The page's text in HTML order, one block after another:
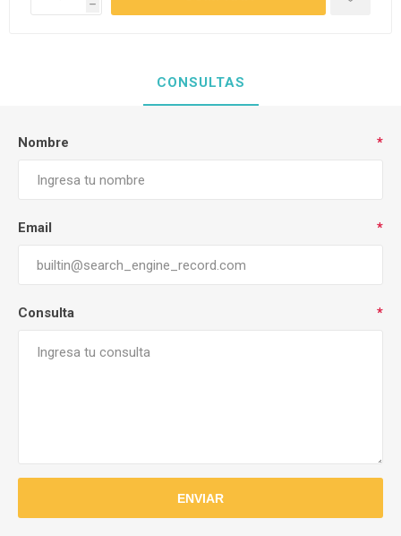
h
CONSULTAS
Nombre *
Email *
Consulta *